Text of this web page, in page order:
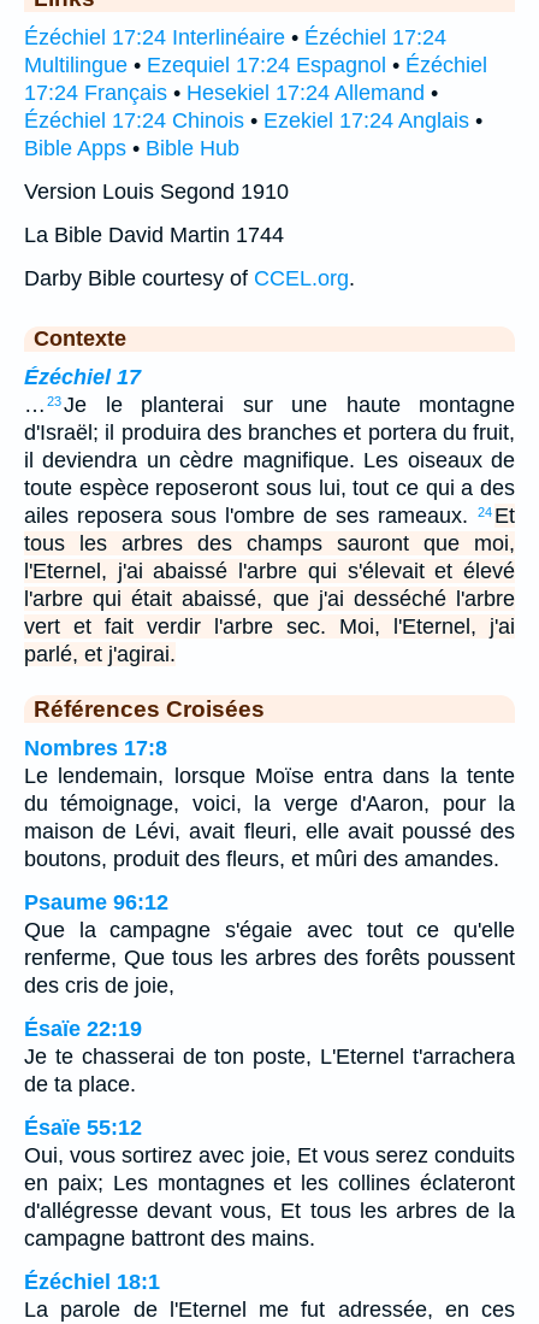
Ézéchiel 17:24 Interlinéaire • Ézéchiel 17:24
Multilingue • Ezequiel 17:24 Espagnol • Ézéchiel
17:24 Français • Hesekiel 17:24 Allemand •
Ézéchiel 17:24 Chinois • Ezekiel 17:24 Anglais •
Bible Apps • Bible Hub
Version Louis Segond 1910
La Bible David Martin 1744
Darby Bible courtesy of CCEL.org.
Contexte
Ézéchiel 17
… 23Je le planterai sur une haute montagne
d'Israël; il produira des branches et portera du fruit,
il deviendra un cèdre magnifique. Les oiseaux de
toute espèce reposeront sous lui, tout ce qui a des
ailes reposera sous l'ombre de ses rameaux.
24 Et
tous les arbres des champs sauront que moi,
l'Eternel, j'ai abaissé l'arbre qui s'élevait et élevé
l'arbre qui était abaissé, que j'ai desséché l'arbre
vert et fait verdir l'arbre sec. Moi, l'Eternel, j'ai
parlé, et j'agirai.
Références Croisées
Nombres 17:8
Le lendemain, lorsque Moïse entra dans la tente
du témoignage, voici, la verge d'Aaron, pour la
maison de Lévi, avait fleuri, elle avait poussé des
boutons, produit des fleurs, et mûri des amandes.
Psaume 96:12
Que la campagne s'égaie avec tout ce qu'elle
renferme, Que tous les arbres des forêts poussent
des cris de joie,
Ésaïe 22:19
Je te chasserai de ton poste, L'Eternel t'arrachera
de ta place.
Ésaïe 55:12
Oui, vous sortirez avec joie, Et vous serez conduits
en paix; Les montagnes et les collines éclateront
d'allégresse devant vous, Et tous les arbres de la
campagne battront des mains.
Ézéchiel 18:1
La parole de l'Eternel me fut adressée, en ces